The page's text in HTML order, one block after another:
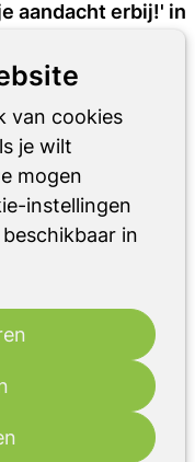
van cookies
je wilt
mogen
instellingen
in
aandacht erbij!' in
erbij!'
van het
mensen met
de
de